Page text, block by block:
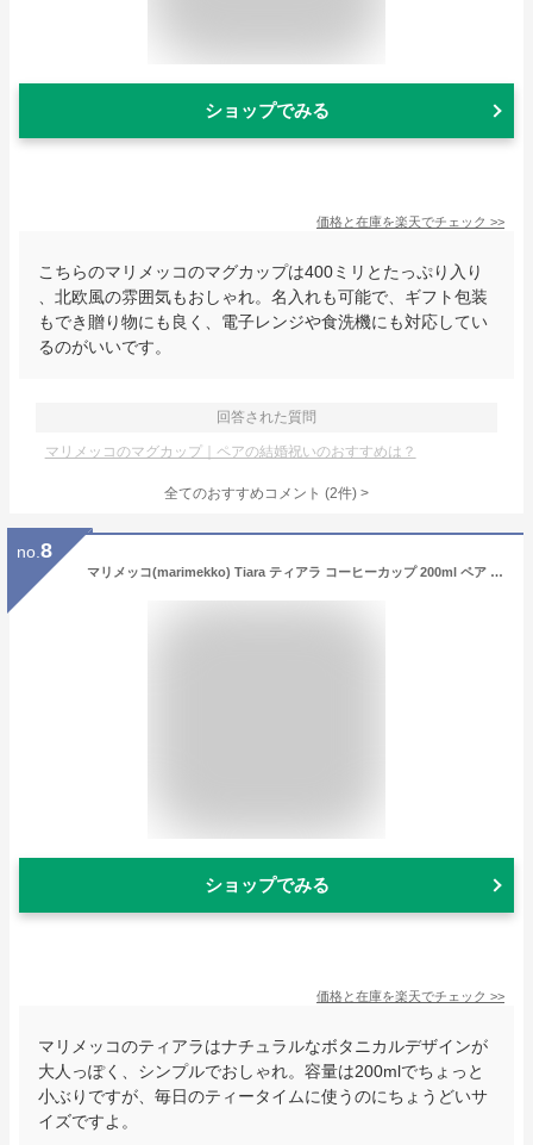
ショップでみる
価格と在庫を楽天でチェック >>
こちらのマリメッコのマグカップは400ミリとたっぷり入り
、北欧風の雰囲気もおしゃれ。名入れも可能で、ギフト包装
もでき贈り物にも良く、電子レンジや食洗機にも対応してい
るのがいいです。
回答された質問
マリメッコのマグカップ｜ペアの結婚祝いのおすすめは？
全てのおすすめコメント (2件) >
no. 8
マリメッコ(marimekko) Tiara ティアラ コーヒーカップ 200ml ペア 074559-126／25AW 北欧 食器 マグカップ プレゼント おしゃれ かわいい ブランド 結婚祝い 内祝い 出産内祝い 出産祝い 結婚内祝い
ショップでみる
価格と在庫を楽天でチェック >>
マリメッコのティアラはナチュラルなボタニカルデザインが
大人っぽく、シンプルでおしゃれ。容量は200mlでちょっと
小ぶりですが、毎日のティータイムに使うのにちょうどいサ
イズですよ。